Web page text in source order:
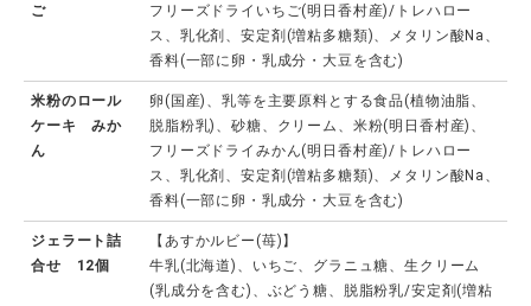
ご
フリーズドライいちご(明日香村産)/トレハロー
ス、乳化剤、安定剤(増粘多糖類)、メタリン酸Na、
香料(一部に卵・乳成分・大豆を含む)
米粉のロール
ケーキ みか
ん
卵(国産)、乳等を主要原料とする食品(植物油脂、
脱脂粉乳)、砂糖、クリーム、米粉(明日香村産)、
フリーズドライみかん(明日香村産)/トレハロー
ス、乳化剤、安定剤(増粘多糖類)、メタリン酸Na、
香料(一部に卵・乳成分・大豆を含む)
ジェラート詰
合せ 12個
【あすかルビー(苺)】
牛乳(北海道)、いちご、グラニュ糖、生クリーム
(乳成分を含む)、ぶどう糖、脱脂粉乳/安定剤(増粘